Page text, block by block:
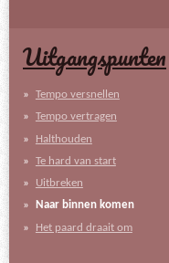
Uitgangspunten
Tempo versnellen
Tempo vertragen
Halthouden
Te hard van start
Uitbreken
Naar binnen komen
Het paard draait om